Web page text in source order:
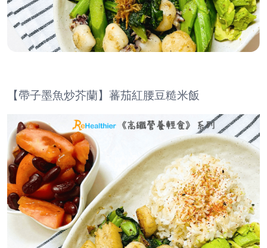
【帶子墨魚炒芥蘭】蕃茄紅腰豆糙米飯